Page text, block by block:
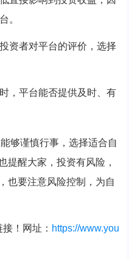
。
资者对平台的评价，选择
，平台能否提供及时、有
够谨慎行事，选择适合自
提醒大家，投资有风险，
也要注意风险控制，为自
！网址： https://www.you